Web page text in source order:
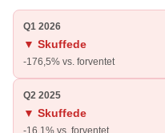
Q1 2026
▼ Skuffede
-176,5% vs. forventet
Q2 2025
▼ Skuffede
-16,1% vs. forventet